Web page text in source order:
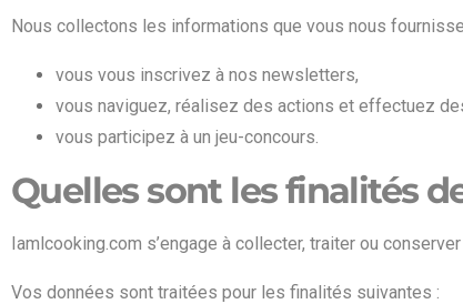
Nous collectons les informations que vous nous
vous vous inscrivez à nos newsletters,
vous naviguez, réalisez des actions et effectuez
vous participez à un jeu-concours.
Quelles sont les finalités
Iamlcooking.com s’engage à collecter, traiter ou
Vos données sont traitées pour les finalités suivantes :